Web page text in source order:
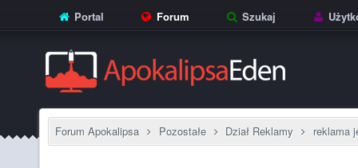
Portal Forum Szukaj
Forum Apokalipsa Pozostałe Dział Reklamy reklama